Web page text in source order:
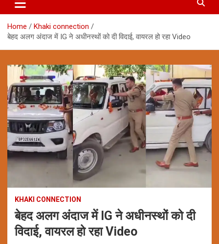
Home
Khaki connection
बेहद अलग अंदाज में IG ने अधीनस्थों को दी विदाई, वायरल हो रहा Video
KHAKI CONNECTION
बेहद अलग अंदाज में IG ने अधीनस्थों को दी
विदाई, वायरल हो रहा Video